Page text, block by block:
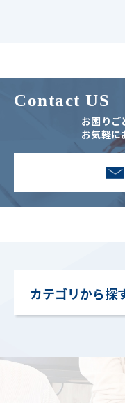
Contact US
お困りご
お気軽に
カテゴリから探